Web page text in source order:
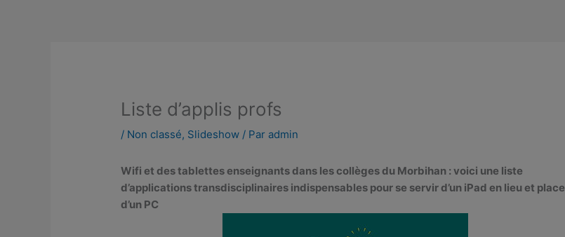
Liste d’applis profs
/ Non classé, Slideshow / Par admin
Wifi et des tablettes enseignants dans les collèges du Morbihan : voici une liste
d’applications transdisciplinaires indispensables pour se servir d’un iPad en lieu et place
d’un PC